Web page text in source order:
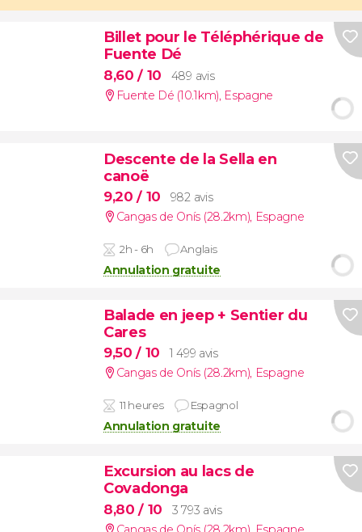
Billet pour le Téléphérique de
Fuente Dé
8,60/ 10
489 avis
Fuente Dé (10.1km) Espagne
Descente de la Sella en
canoë
9,20/ 10
982 avis
Cangas de Onís (28.2km), Espagne
2h - 6h Anglais
Annulation gratuite
Balade en jeep + Sentier du
Cares
9,50/ 10
1 499 avis
Cangas de Onís (28.2km), Espagne
11 heures Espagnol
Annulation gratuite
Excursion au lacs de
Covadonga
8,80/ 10
3 793 avis